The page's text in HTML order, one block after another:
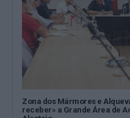
Zona dos Mármores e
receber» a Grande Área de